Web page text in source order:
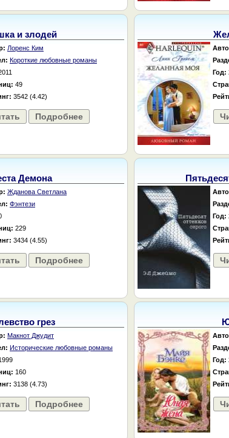
и злодей
Лоренс Ким
Короткие любовные романы
49
3542 (4.42)
Подробнее
Год:
Демона
Жданова Светлана
Фэнтези
229
3434 (4.55)
Подробнее
Год:
грез
Макнот Джудит
Исторические любовные романы
160
3138 (4.73)
Подробнее
Год: